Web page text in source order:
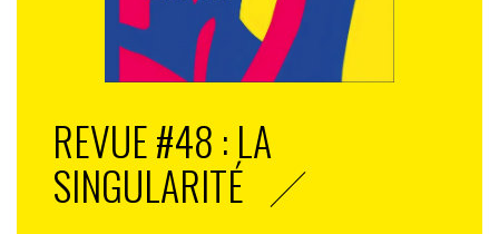
REVUE #48 : LA
SINGULARITÉ